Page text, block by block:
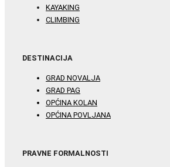
KAYAKING
CLIMBING
DESTINACIJA
GRAD NOVALJA
GRAD PAG
OPĆINA KOLAN
OPĆINA POVLJANA
PRAVNE FORMALNOSTI